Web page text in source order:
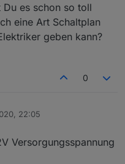
Du es schon so toll
eine Art Schaltplan
geben kann?
0
22:05
Versorgungsspannung